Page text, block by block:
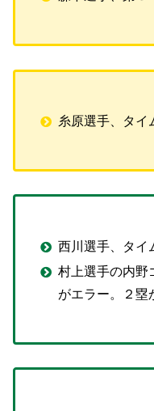
糸原選手、タイ
西川選手、タイ
村上選手の内野
がエラー。２塁